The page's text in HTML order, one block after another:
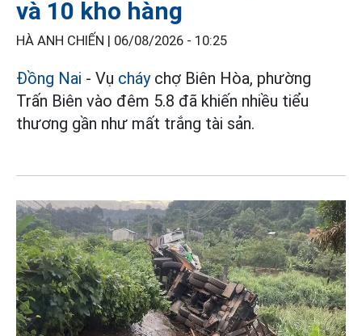
và 10 kho hàng
HÀ ANH CHIẾN | 06/08/2026 - 10:25
Đồng Nai - Vụ cháychợ Biên Hòa, phường
Trấn Biên vào đêm 5.8 đã khiến nhiều tiểu
thương gần như mất trắng tài sản.